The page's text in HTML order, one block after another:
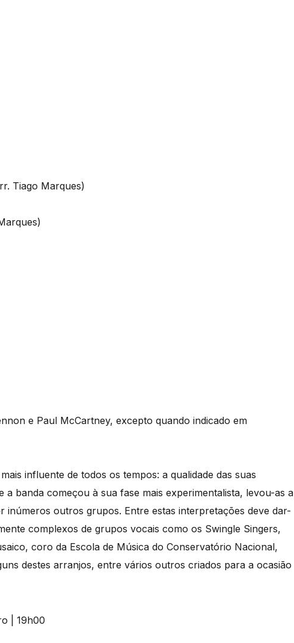
Tiago Marques)
e Paul McCartney, excepto quando indicado em
influente de todos os tempos: a qualidade das suas
a banda começou à sua fase mais experimentalista, levou-as a
inúmeros outros grupos. Entre estas interpretações deve dar-
complexos de grupos vocais como os Swingle Singers,
coro da Escola de Música do Conservatório Nacional,
destes arranjos, entre vários outros criados para a ocasião